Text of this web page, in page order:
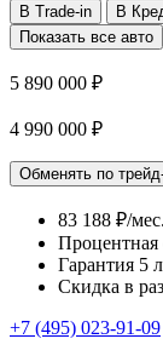
В Trade-in
В
Показать все авто
5 890 000 ₽
4 990 000 ₽
Обменять по
83 188 ₽/мес.
Процентная
Гарантия 5
Скидка в
+7 (495) 023-91-09